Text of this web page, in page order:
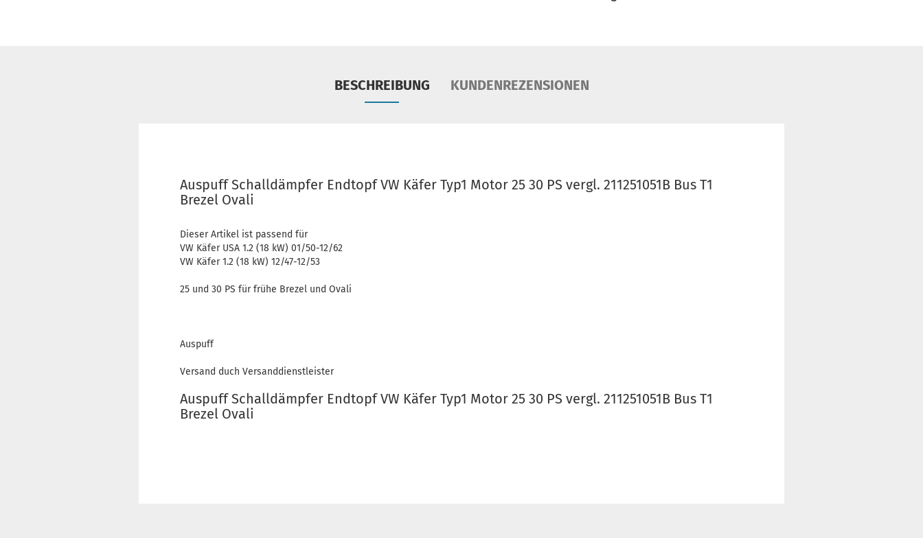
BESCHREIBUNG KUNDENREZENSIONEN
Auspuff Schalldämpfer Endtopf VW Käfer Typ1 Motor 25 30 PS vergl. 211251051B Bus T1
Brezel Ovali
Dieser Artikel ist passend für
VW Käfer USA 1.2 (18 kW) 01/50-12/62
VW Käfer 1.2 (18 kW) 12/47-12/53
25 und 30 PS für frühe Brezel und Ovali
Auspuff
Versand duch Versanddienstleister
Auspuff Schalldämpfer Endtopf VW Käfer Typ1 Motor 25 30 PS vergl. 211251051B Bus T1
Brezel Ovali